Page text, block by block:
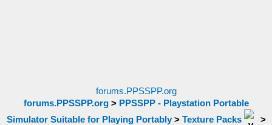
forums.PPSSPP.org
forums.PPSSPP.org> PPSSPP - Playstation Portable
Simulator Suitable for Playing Portably> Texture Packs
>